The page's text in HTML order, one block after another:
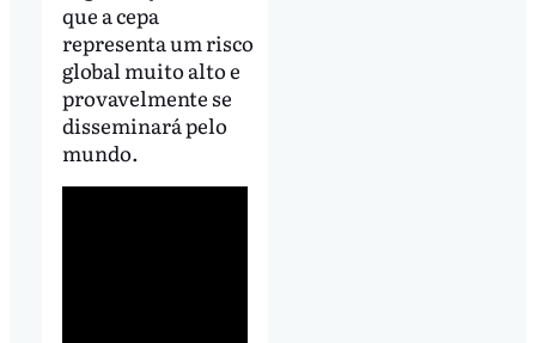
que a cepa
representa um risco
global muito alto e
provavelmente se
disseminará pelo
mundo.